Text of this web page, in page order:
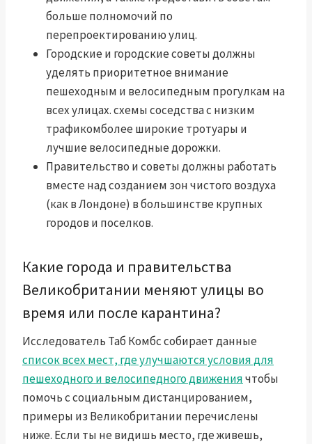
больше полномочий по
перепроектированию улиц.
Городские и городские советы должны
уделять приоритетное внимание
пешеходным и велосипедным прогулкам на
всех улицах.схемы соседства с низким
трафикомболее широкие тротуары и
лучшие велосипедные дорожки.
Правительство и советы должны работать
вместе над созданием зон чистого воздуха
(как в Лондоне) в большинстве крупных
городов и поселков.
Какие города и правительства
Великобритании меняют улицы во
время или после карантина?
Исследователь Таб Комбс собирает данные
список всех мест, где улучшаются условия для
пешеходного и велосипедного движениячтобы
помочь с социальным дистанцированием,
примеры из Великобритании перечислены
ниже. Если ты не видишь место, где живешь,